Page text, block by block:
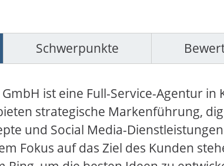
Schwerpunkte
ist eine Full-Service-Agentur in
strategische Markenführung,
und Social Media-
Fokus auf das Ziel des Kunden